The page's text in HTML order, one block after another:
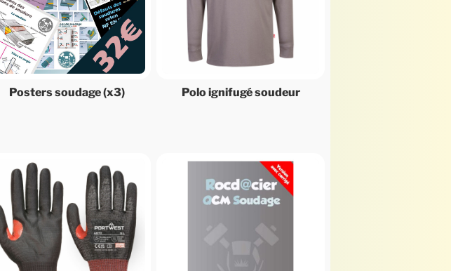
Posters soudage (x3) Polo ignifugé soudeur